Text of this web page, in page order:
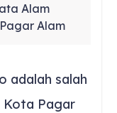
Alam
Alam
adalah salah
Kota Pagar